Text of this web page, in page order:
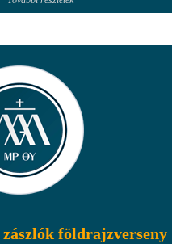
földrajzverseny